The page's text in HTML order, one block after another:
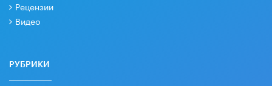
Рецензии
Видео
РУБРИКИ